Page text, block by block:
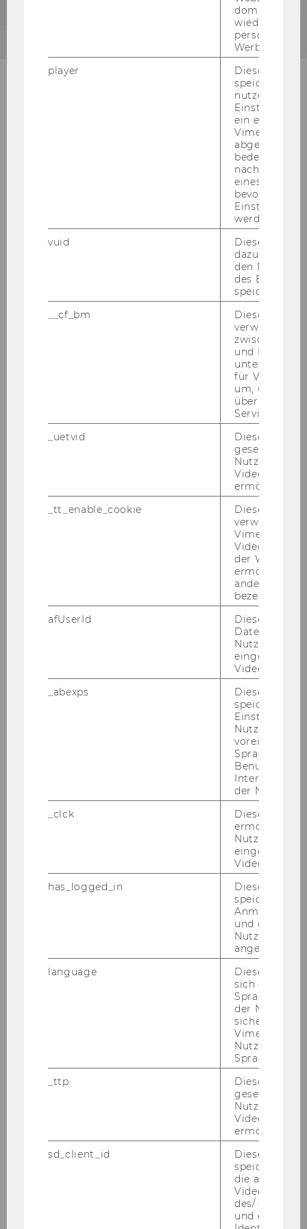
think:impact - Dabei sein, wenn Denken
Mehr als 2.400 Mitarbeitende, viele davon
aus aller Welt! Und sie alle arbeiten an
der Zukunft. Möchten Sie dabei sein? Hier
Jobangeboten.
Werbung
player
Dieses Cookie
speichert
ein
Vimeo-Video
abgespielt
bedeutet,
nächsten
eines Vimeo-
bevorzugten
werden.
vuid
Dieser
dazu
den
des
speichern.
__cf_bm
Dieses
verwendet,
zwischen
und Bots zu
für Vimeo
um, um
über die
Service zu
_uetvid
Dieses
gesetzt, um
Nutzung des
Videoplayers
ermöglichen
_tt_enable_cookie
Dieses
verwendet,
Vimeo-
der WU-
ermöglichen
andere nicht
bezeichnete
afUserId
Dieses
Daten von
Videos
_abexps
Dieses Cookie
speichert
Nutzer*in, zB.
Sprache,
der Nutzer*in
_clck
Dieses Cookie
ermöglicht
Nutzung des
Video Players
has_logged_in
Dieses Cookie
speichert
und ob sich
Nutzer*in
angemeldet
language
Dieses
sich die
der
Vimeo in der
Nutzer
Sprache
_ttp
Dieser
gesetzt, um
Nutzung des
Videoplayers
ermöglichen
sd_client_id
Dieses Cookie
speichert
die aktuellen
des/ der
und einen